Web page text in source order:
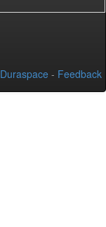
Duraspace - Feedback